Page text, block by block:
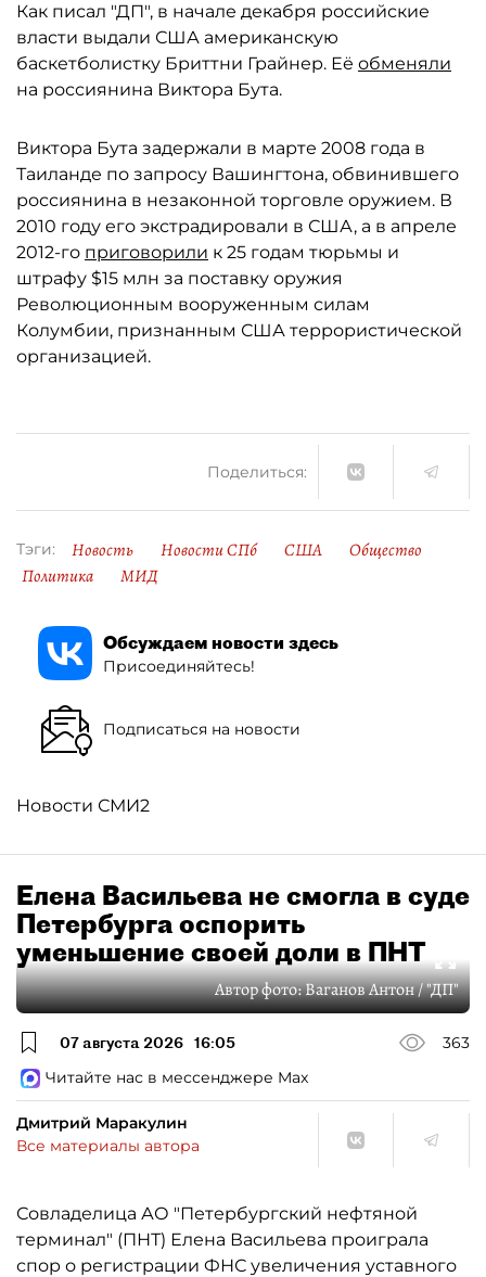
Как писал "ДП", в начале декабря российские
власти выдали США американскую
баскетболистку Бриттни Грайнер. Её обменяли
на россиянина Виктора Бута.
Виктора Бута задержали в марте 2008 года в
Таиланде по запросу Вашингтона, обвинившего
россиянина в незаконной торговле оружием. В
2010 году его экстрадировали в США, а в апреле
2012-го приговорили к 25 годам тюрьмы и
штрафу $15 млн за поставку оружия
Революционным вооруженным силам
Колумбии, признанным США террористической
организацией.
Поделиться:
Тэги: Новость Новости СПб США
Общество
Политика
МИД
Обсуждаем новости здесь
Присоединяйтесь!
Подписаться на новости
Новости СМИ2
Елена Васильева не смогла в суде
Петербурга оспорить
уменьшение своей доли в ПНТ
Автор фото:Ваганов Антон / "ДП"
07 августа 2026 16:05
363
Читайте нас в мессенджере Max
Дмитрий Маракулин
Все материалы автора
Совладелица АО "Петербургский нефтяной
терминал" (ПНТ) Елена Васильева проиграла
спор о регистрации ФНС увеличения уставного